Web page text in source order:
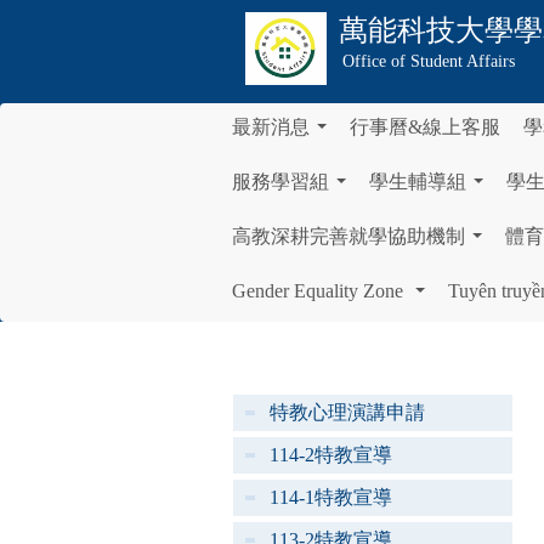
萬能科技大學
Office of Student Affairs
最新消息 行事曆&線上客服
服務學習組
學生輔導組 學
高教深耕完善就學協助機制
體
Gender Equality Zone Tuyên
特教心理演講申請
114-2特教宣導
114-1特教宣導
113-2特教宣導